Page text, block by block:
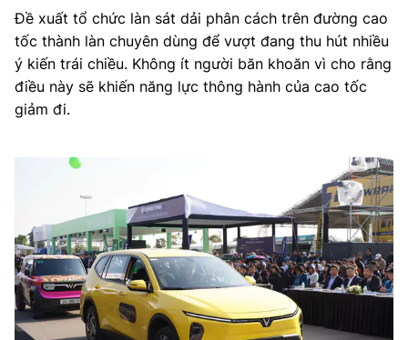
Đề xuất tổ chức làn sát dải phân cách trên đường cao
tốc thành làn chuyên dùng để vượt đang thu hút nhiều
ý kiến trái chiều. Không ít người băn khoăn vì cho rằng
điều này sẽ khiến năng lực thông hành của cao tốc
giảm đi.